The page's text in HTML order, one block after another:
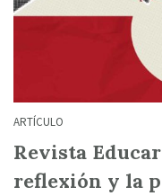
ARTÍCULO
Revista
reflexión y la